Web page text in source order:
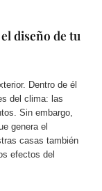
diseño de tu
Dentro de él
del clima: las
Sin embargo,
genera el
casas también
efectos del